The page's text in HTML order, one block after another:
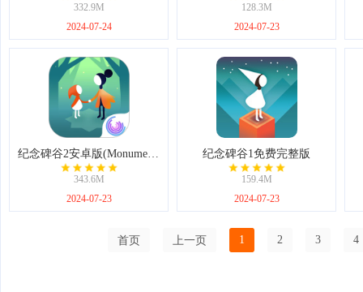
332.9M
2024-07-24
128.3M
2024-07-23
纪念碑谷2安卓版(Monument Valley 2)
343.6M
2024-07-23
纪念碑谷1免费完整版
159.4M
2024-07-23
首页 上一页 1 2 3 4